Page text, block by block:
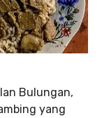
Bulungan,
yang